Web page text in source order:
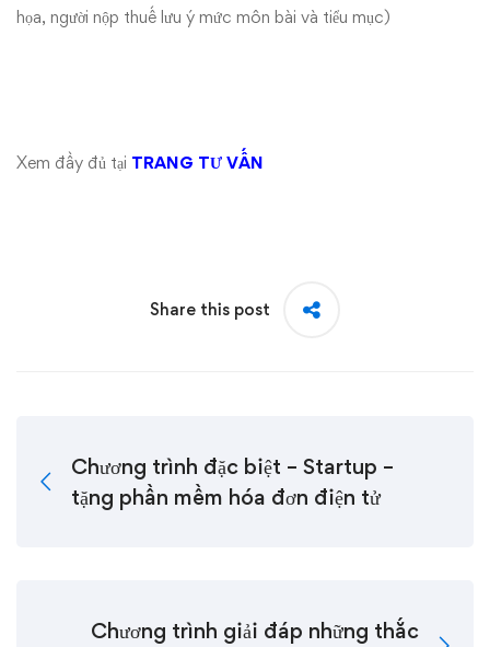
họa, người nộp thuế lưu ý mức môn bài và tiểu mục)
Xem đầy đủ tại TRANG TƯ VẤN
Share this post
Chương trình đặc biệt – Startup –
tặng phần mềm hóa đơn điện tử
Chương trình giải đáp những thắc